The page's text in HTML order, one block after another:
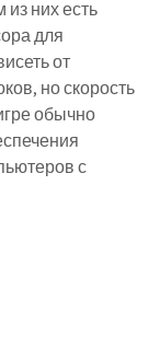
из них есть
для
от
но скорость
обычно
с